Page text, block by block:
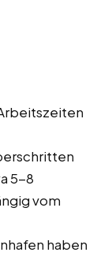
5-8
vom
haben